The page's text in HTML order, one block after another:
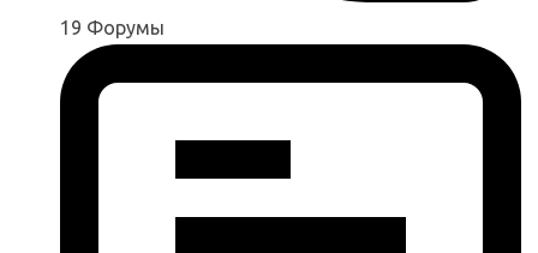
19 Форумы